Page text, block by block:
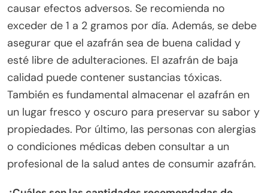
causar efectos adversos. Se recomienda no
exceder de 1 a 2 gramos por día. Además, se debe
asegurar que el azafrán sea de buena calidad y
esté libre de adulteraciones. El azafrán de baja
calidad puede contener sustancias tóxicas.
También es fundamental almacenar el azafrán en
un lugar fresco y oscuro para preservar su sabor y
propiedades. Por último, las personas con alergias
o condiciones médicas deben consultar a un
profesional de la salud antes de consumir azafrán.